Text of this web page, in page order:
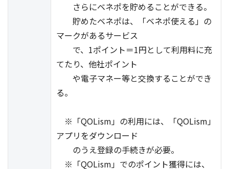
さらにベネポを貯めることができる。
貯めたベネポは、「ベネポ使える」の
マークがあるサービス
で、1ポイント＝1円として利用料に充
てたり、他社ポイント
や電子マネー等と交換することができ
る。
※「QOLism」の利用には、「QOLism」
アプリをダウンロード
のうえ登録の手続きが必要。
※「QOLism」でのポイント獲得には、